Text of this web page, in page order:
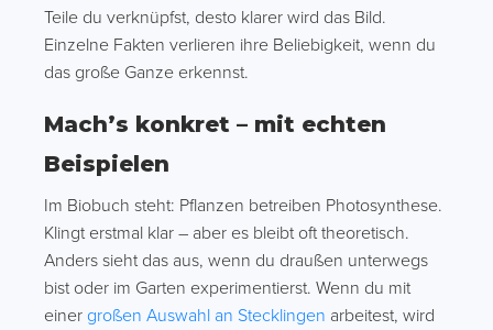
Teile du verknüpfst, desto klarer wird das Bild.
Einzelne Fakten verlieren ihre Beliebigkeit, wenn du
das große Ganze erkennst.
Mach’s konkret – mit echten
Beispielen
Im Biobuch steht: Pflanzen betreiben Photosynthese.
Klingt erstmal klar – aber es bleibt oft theoretisch.
Anders sieht das aus, wenn du draußen unterwegs
bist oder im Garten experimentierst. Wenn du mit
einer großen Auswahl an Stecklingen arbeitest, wird